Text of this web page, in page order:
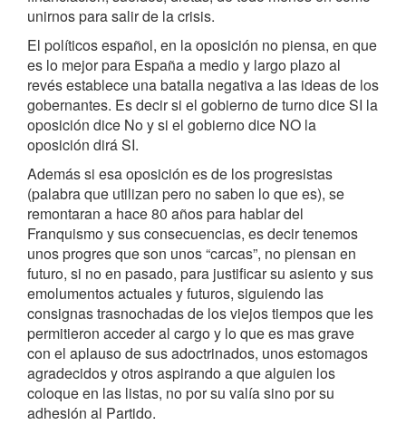
unirnos para salir de la crisis.
El políticos español, en la oposición no piensa, en que
es lo mejor para España a medio y largo plazo al
revés establece una batalla negativa a las ideas de los
gobernantes. Es decir si el gobierno de turno dice SI la
oposición dice No y si el gobierno dice NO la
oposición dirá SI.
Además si esa oposición es de los progresistas
(palabra que utilizan pero no saben lo que es), se
remontaran a hace 80 años para hablar del
Franquismo y sus consecuencias, es decir tenemos
unos progres que son unos “carcas”, no piensan en
futuro, si no en pasado, para justificar su asiento y sus
emolumentos actuales y futuros, siguiendo las
consignas trasnochadas de los viejos tiempos que les
permitieron acceder al cargo y lo que es mas grave
con el aplauso de sus adoctrinados, unos estomagos
agradecidos y otros aspirando a que alguien los
coloque en las listas, no por su valía sino por su
adhesión al Partido.